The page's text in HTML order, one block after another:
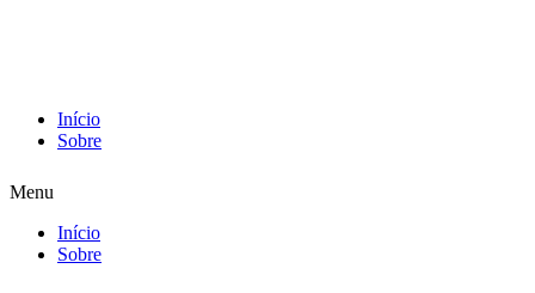
Início
Sobre
Menu
Início
Sobre